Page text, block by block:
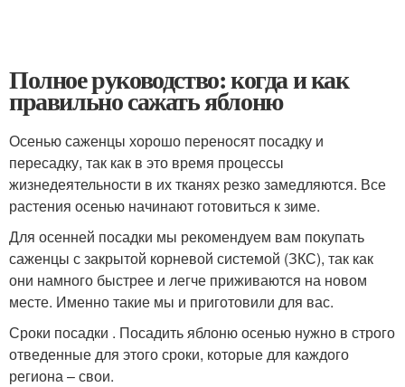
Полное руководство: когда и как
правильно сажать яблоню
Осенью саженцы хорошо переносят посадку и
пересадку, так как в это время процессы
жизнедеятельности в их тканях резко замедляются. Все
растения осенью начинают готовиться к зиме.
Для осенней посадки мы рекомендуем вам покупать
саженцы с закрытой корневой системой (ЗКС), так как
они намного быстрее и легче приживаются на новом
месте. Именно такие мы и приготовили для вас.
Сроки посадки . Посадить яблоню осенью нужно в строго
отведенные для этого сроки, которые для каждого
региона – свои.